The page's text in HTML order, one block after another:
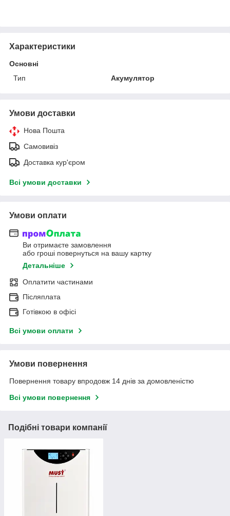
Характеристики
Основні
Тип
Акумулятор
Умови доставки
Нова Пошта
Самовивіз
Доставка кур'єром
Всі умови доставки
Умови оплати
Ви отримаєте замовлення
або гроші повернуться на вашу картку
Детальніше
Оплатити частинами
Післяплата
Готівкою в офісі
Всі умови оплати
Умови повернення
Повернення товару впродовж 14 днів за домовленістю
Всі умови повернення
Подібні товари компанії